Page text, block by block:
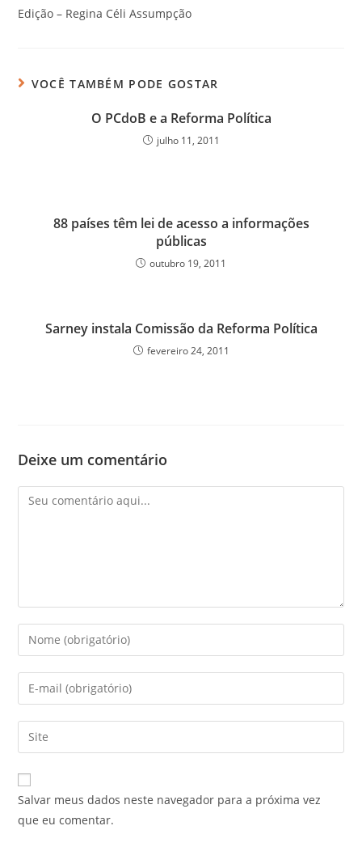
Edição – Regina Céli Assumpção
VOCÊ TAMBÉM PODE GOSTAR
O PCdoB e a Reforma Política
julho 11, 2011
88 países têm lei de acesso a informações
públicas
outubro 19, 2011
Sarney instala Comissão da Reforma Política
fevereiro 24, 2011
Deixe um comentário
Salvar meus dados neste navegador para a próxima vez
que eu comentar.